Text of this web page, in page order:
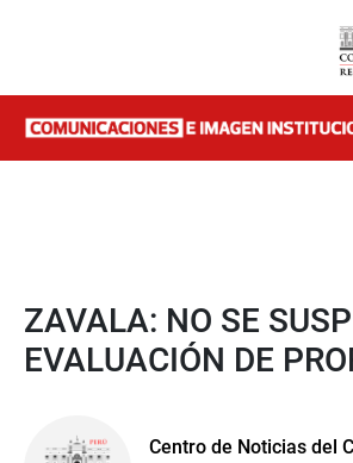
ZAVALA: NO SE
EVALUACIÓN DE
Centro de Noticias del